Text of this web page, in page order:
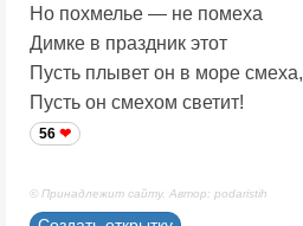
Но похмелье — не помеха
Димке в праздник этот
Пусть плывет он в море смеха,
Пусть он смехом светит!
56
© Принадлежит сайту. Автор: podaristih